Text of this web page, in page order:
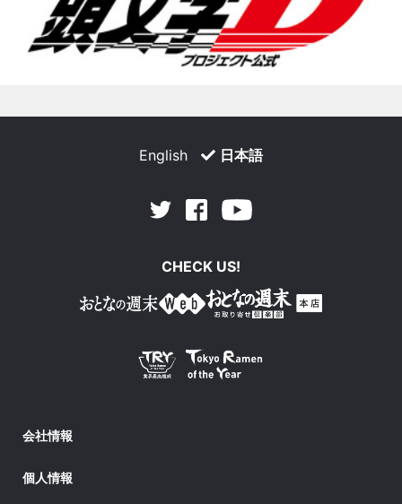
English 日本語
Twitter Facebook
CHECK US!
会社情報
個人情報